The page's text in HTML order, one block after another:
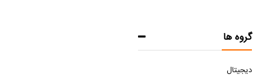
گروه ها
دیجیتال